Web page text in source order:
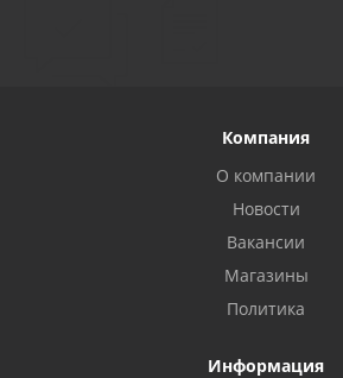
Компания
О компании
Новости
Вакансии
Магазины
Политика
Информация